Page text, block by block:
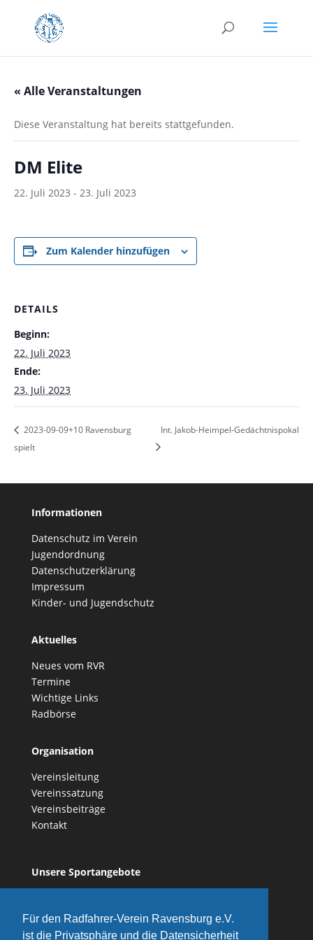
Für den Radfahrer-Verein Ravensburg e.V.
ist die Privatsphäre und die Datensicherheit
« Alle Veranstaltungen
Diese Veranstaltung hat bereits stattgefunden.
DM Elite
22. Juli 2023 - 23. Juli 2023
Zum Kalender hinzufügen
DETAILS
Beginn:
22. Juli 2023
Ende:
23. Juli 2023
2023-09-09+10 Ravensburg
spielt
Int. Jakob-Heimpel-Gedächtnispokal
Informationen
Datenschutz im Verein
Jugendordnung
Datenschutzerklärung
Impressum
Kinder- und Jugendschutz
Aktuelles
Neues vom RVR
Termine
Wichtige Links
Radbörse
Organisation
Vereinsleitung
Vereinssatzung
Vereinsbeiträge
Kontakt
Unsere Sportangebote